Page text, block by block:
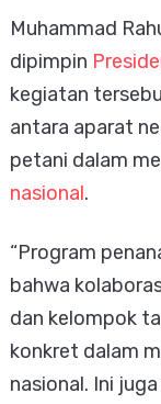
Muhammad
dipimpin
kegiatan
antara aparat
petani dalam
nasional.
“Program
bahwa
dan kelompok
konkret dalam
nasional. Ini